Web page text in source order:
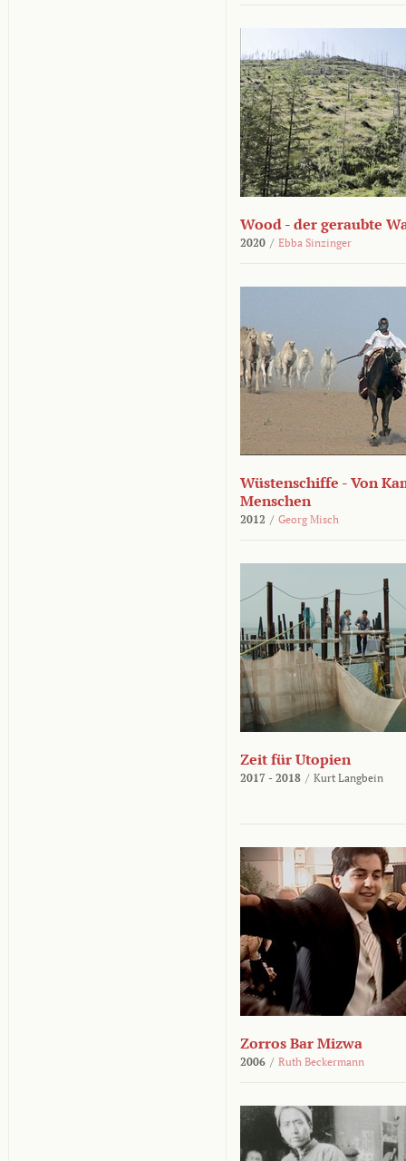
Wood - der geraubte
2020 / Ebba Sinzinger
Wüstenschiffe - Von
Menschen
2012 / Georg Misch
Zeit für Utopien
2017 - 2018 / Kurt Langbein
Zorros Bar Mizwa
2006 / Ruth Beckermann